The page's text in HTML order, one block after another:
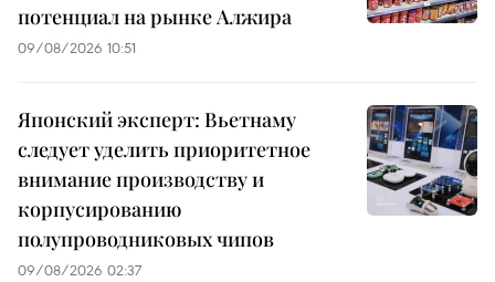
потенциал на рынке Алжира
09/08/2026 10:51
Японский эксперт: Вьетнаму
следует уделить приоритетное
внимание производству и
корпусированию
полупроводниковых чипов
09/08/2026 02:37